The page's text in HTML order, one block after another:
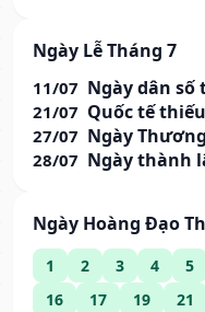
Ngày Lễ Tháng 7
11/07 Ngày dân số
21/07 Quốc tế
27/07 Ngày
28/07 Ngày thành
Ngày Hoàng Đạo
1 2 3 4 5
16
17 19 21